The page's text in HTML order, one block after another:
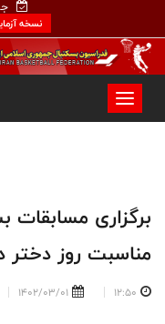
نسخه
برگزاری مسابقات
مناسبت روز دختر
12:50
1402/03/01